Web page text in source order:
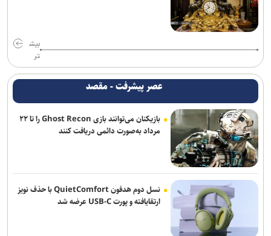
اژدهاکش به پرسپولیس پیوست
مخالفت زارع با انتقال بازیکنان ملوان به پرسپولیس
دنیامالی: مشتاق دیدار دوستانه ایران و آذربایجان هستیم+فیلم
احسان پهلوان به فجر شهیدسپاسی پیوست
صادقی سرمربی ساپیا شد
واکنش باشگاه استقلال خوزستان به درگیری مدیرعامل و اعضای هیات
مدیره
بیش
تر
عصر پیشرفت - مقصد
بازیکنان می‌توانند بازی Ghost Recon را تا ۲۲
مرداد به‌صورت دائمی دریافت کنند
نسل دوم هدفون QuietComfort با حذف نویز
ارتقایافته و پورت USB-C عرضه شد